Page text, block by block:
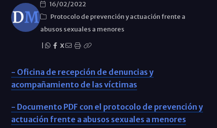
16/02/2022
Protocolo de prevención y actuación frente a
abusos sexuales a menores
X
- Oficina de recepción de denuncias y
acompañamiento de las víctimas
- Documento PDF con el protocolo de prevención y
actuación frente a abusos sexuales a menores